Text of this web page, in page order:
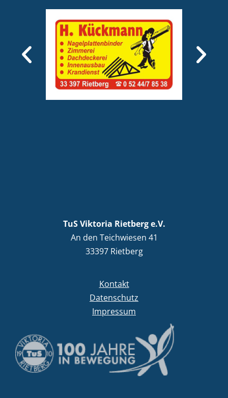
TuS Viktoria Rietberg e.V.
An den Teichwiesen 41
33397 Rietberg
Kontakt
Datenschutz
Impressum